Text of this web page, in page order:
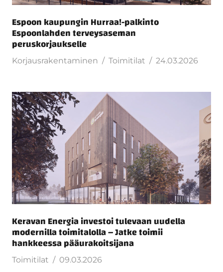
Espoon kaupungin Hurraa!-palkinto
Espoonlahden terveysaseman
peruskorjaukselle
Korjausrakentaminen Toimitilat 24.03.2026
Keravan Energia investoi tulevaan uudella
modernilla toimitalolla – Jatke toimii
hankkeessa pääurakoitsijana
Toimitilat 09.03.2026